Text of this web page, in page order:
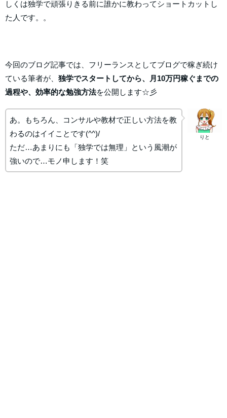
しくは独学で頑張りきる前に誰かに教わってショートカットし
た人です。。
今回のブログ記事では、フリーランスとしてブログで稼ぎ続け
ている筆者が、 独学でスタートしてから、月10万円稼ぐまでの
過程や、効率的な勉強方法を公開します☆彡
りと
あ。もちろん、コンサルや教材で正しい方法を教
わるのはイイことです(^^)/
ただ…あまりにも「独学では無理」という風潮が
強いので…モノ申します！笑